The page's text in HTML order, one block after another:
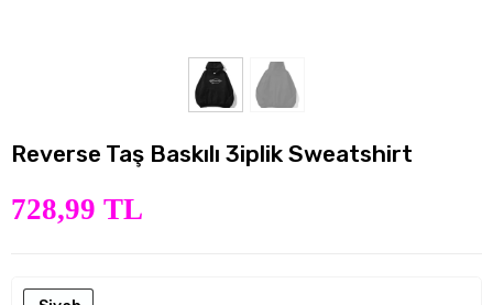
Reverse Taş Baskılı 3iplik Sweatshirt
728,99 TL